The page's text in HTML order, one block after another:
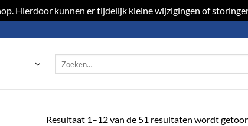
Hierdoor kunnen er tijdelijk kleine wijzigingen of
Resultaat 1–12 van de 51 resultaten wordt